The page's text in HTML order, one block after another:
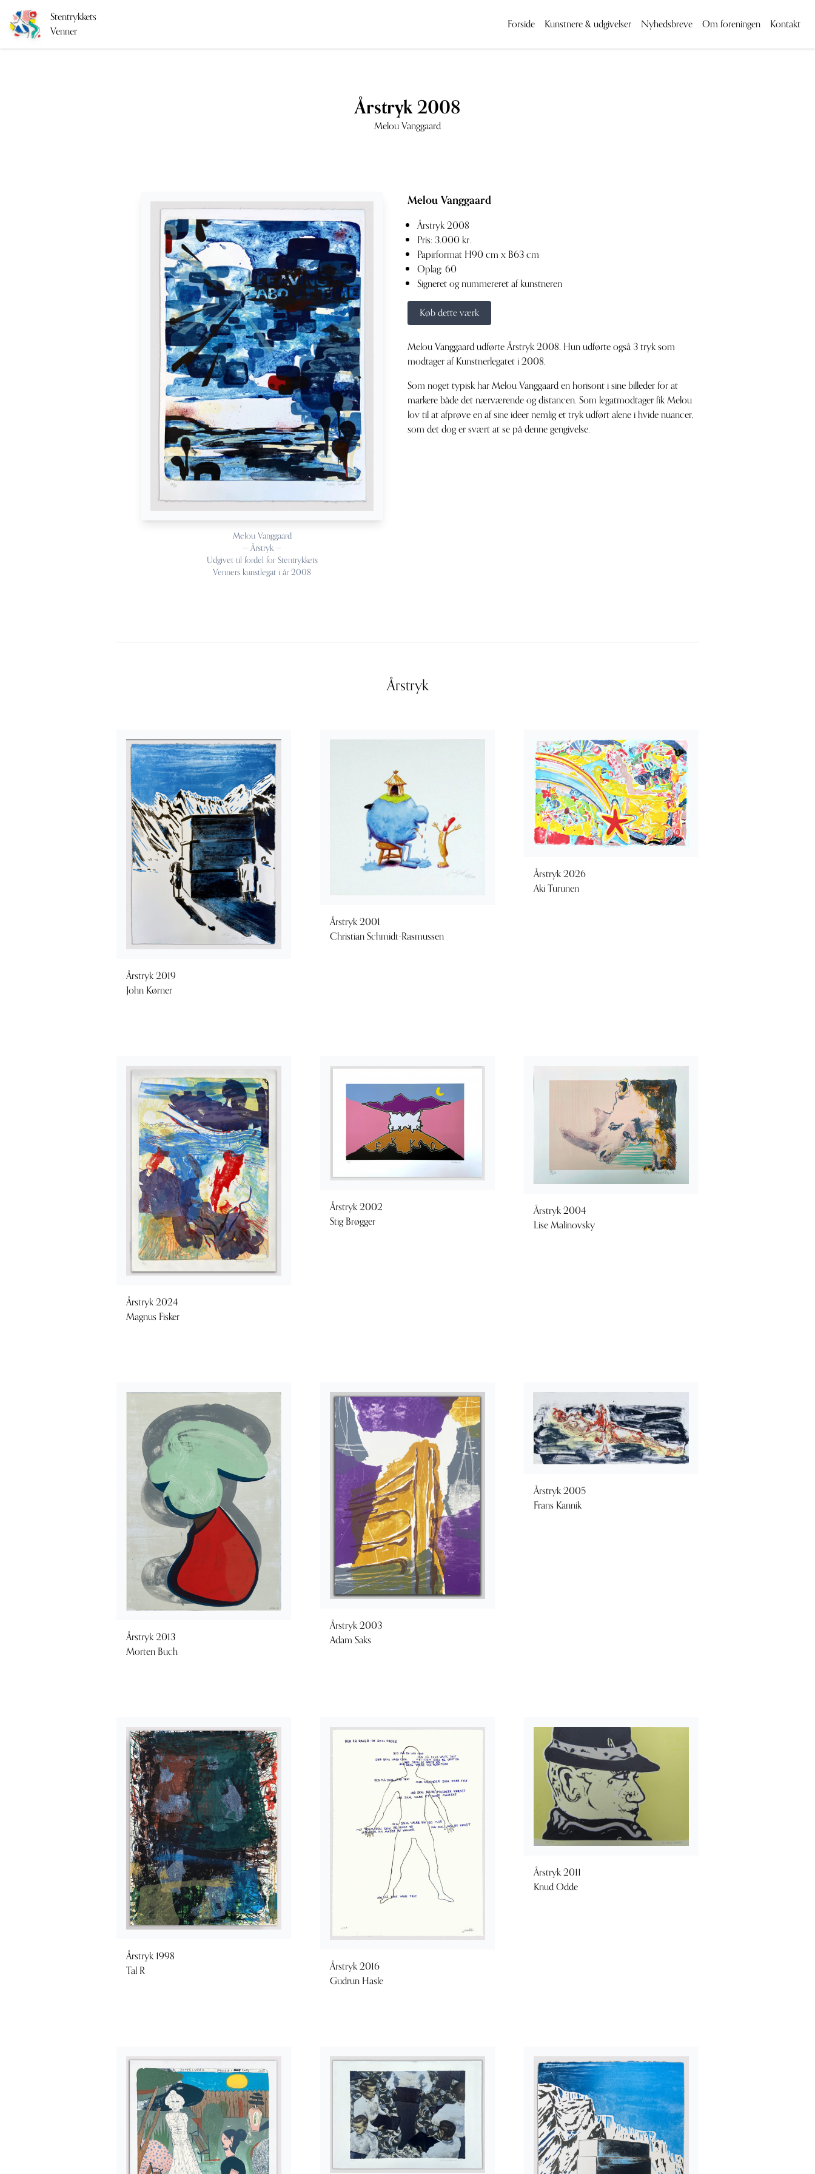
Stentrykkets
Venner
Forside Kunstnere & udgivelser Nyhedsbreve Om foreningen Kontakt
Årstryk 2008
Melou Vanggaard
Melou Vanggaard
— Årstryk —
Udgivet til fordel for Stentrykkets
Venners kunstlegat i år 2008
Melou Vanggaard
Årstryk 2008
Pris: 3.000 kr.
Papirformat H90 cm x B63 cm
Oplag: 60
Signeret og nummereret af kunstneren
Køb dette værk
Melou Vanggaard udførte Årstryk 2008. Hun udførte også 3 tryk som
modtager af Kunstnerlegatet i 2008.
Som noget typisk har Melou Vanggaard en horisont i sine billeder for at
markere både det nærværende og distancen. Som legatmodtager fik Melou
lov til at afprøve en af sine ideer nemlig et tryk udført alene i hvide nuancer,
som det dog er svært at se på denne gengivelse.
Årstryk
Årstryk 2019
John Kørner
Årstryk 2001
Christian Schmidt-Rasmussen
Årstryk 2026
Aki Turunen
Årstryk 2024
Magnus Fisker
Årstryk 2002
Stig Brøgger
Årstryk 2004
Lise Malinovsky
Årstryk 2013
Morten Buch
Årstryk 2003
Adam Saks
Årstryk 2005
Frans Kannik
Årstryk 1998
Tal R
Årstryk 2016
Gudrun Hasle
Årstryk 2011
Knud Odde